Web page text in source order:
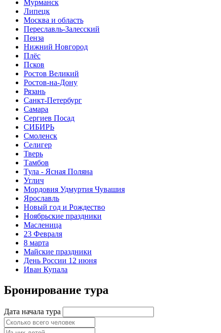
Мурманск
Липецк
Москва и область
Переславль-Залесский
Пенза
Нижний Новгород
Плёс
Псков
Ростов Великий
Ростов-на-Дону
Рязань
Санкт-Петербург
Самара
Сергиев Посад
СИБИРЬ
Смоленск
Селигер
Тверь
Тамбов
Тула - Ясная Поляна
Углич
Мордовия Удмуртия Чувашия
Ярославль
Новый год и Рождество
Ноябрьские праздники
Масленица
23 Февраля
8 марта
Майские праздники
День России 12 июня
Иван Купала
Бронирование тура
Дата начала тура